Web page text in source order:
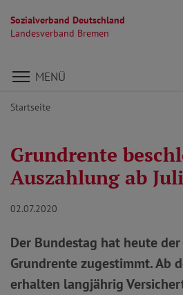
Sozialverband Deutschland
Landesverband Bremen
Direkt zu den Inhalten springen
MENÜ
Startseite
Grundrente
Auszahlung ab
02.07.2020
Der Bundestag hat heute
Grundrente zugestimmt. Ab
erhalten langjährig